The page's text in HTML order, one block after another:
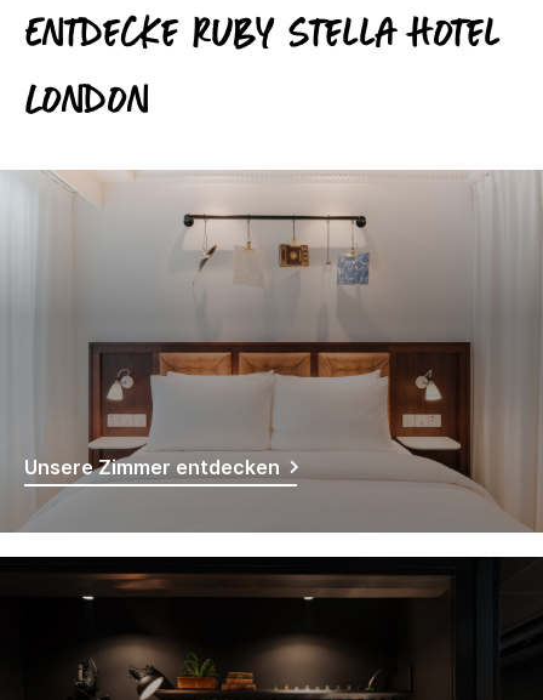
Entdecke Ruby Stella Hotel
London
Unsere Zimmer entdecken